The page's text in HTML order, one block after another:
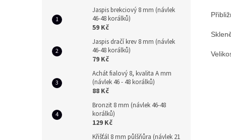
Jaspis brekciový 8 mm (návlek
46-48 korálků)
59 Kč
Jaspis dračí krev 8 mm (návlek
46-48 korálků)
79 Kč
Achát fialový 8, kvalita A mm
(návlek 46 - 48 korálků)
88 Kč
Bronzit 8 mm (návlek 46-48
korálků)
129 Kč
Křišťál 8 mm půlšňůra (návlek 21